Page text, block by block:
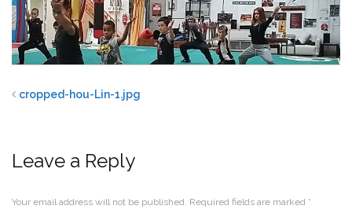
cropped-hou-Lin-1.jpg
Leave a Reply
Your email address will not be published. Required fields are marked *